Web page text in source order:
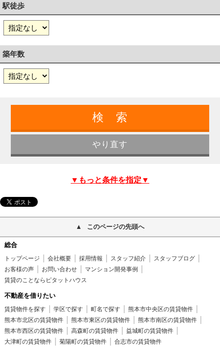
駅徒歩
築年数
▼もっと条件を指定▼
このページの先頭へ
総合
トップページ 会社概要 採用情報 スタッフ紹介
スタッフブログ
お客様の声
お問い合わせ
マンション開発事例
賃貸のことならピタットハウス
不動産を借りたい
賃貸物件を探す 学区で探す 町名で探す
熊本市中央区の賃貸物件
熊本市北区の賃貸物件
熊本市東区の賃貸物件
熊本市南区の賃貸物件
熊本市西区の賃貸物件
高森町の賃貸物件
益城町の賃貸物件
大津町の賃貸物件
菊陽町の賃貸物件 合志市の賃貸物件